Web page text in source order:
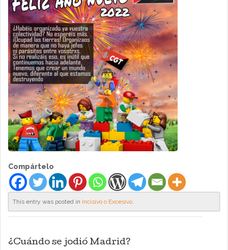
Compártelo
This entry was posted in Incisivo o Excesivo
¿Cuándo se jodió Madrid?